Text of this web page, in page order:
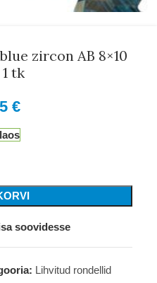
zircon AB 8×10
tk
€
soovidesse
Lihvitud rondellid